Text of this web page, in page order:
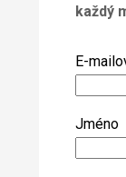
každý
E-
Jméno